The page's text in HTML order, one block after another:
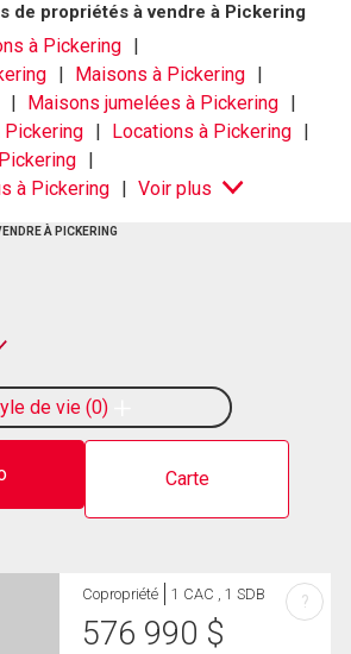
de propriétés à vendre à Pickering
à Pickering
Maisons à Pickering
Maisons jumelées à Pickering
Pickering
Locations à Pickering
à Pickering
Voir plus
À PICKERING
Carte
de vie 0
Copropriété 1 CAC , 1 SDB
576 990 $
?